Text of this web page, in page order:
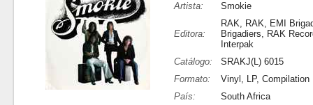
Artista:
Smokie
Editora:
RAK, RAK, EMI
Brigadiers, RAK
Interpak
Catálogo:
SRAKJ(L) 6015
Formato:
Vinyl, LP, Compilation
País:
South Africa